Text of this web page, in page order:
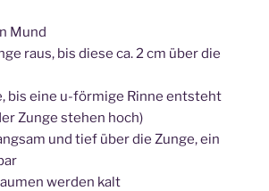
Mund
raus, bis diese ca. 2 cm über die
bis eine u-förmige Rinne entsteht
Zunge stehen hoch)
und tief über die Zunge, ein
werden kalt